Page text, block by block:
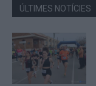
the
CAPTCHA
to
verify
that
you
ÚLTIMES NOTÍCIES